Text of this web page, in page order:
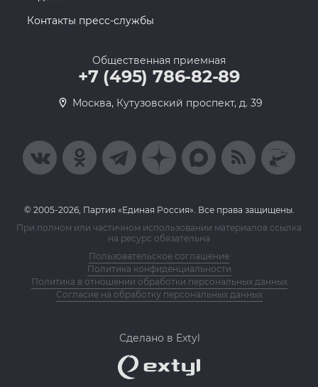
Контакты пресс-службы
Общественная приемная
+7 (495) 786-82-89
Москва, Кутузовский проспект, д. 39
© 2005-2026, Партия «Единая Россия». Все права защищены.
При полном или частичном использовании материалов ссылка
на ресурс обязательна
Пользовательское соглашение
Политика конфиденциальности
Политика в отношении обработки персональных данных
Согласие на обработку персональных данных
Сделано в Extyl